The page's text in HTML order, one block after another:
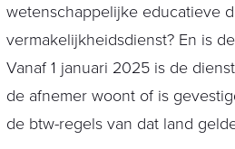
wetenschappelijke educatieve
vermakelijkheidsdienst? En is
Vanaf 1 januari 2025 is de
de afnemer woont of is
de btw-regels van dat land